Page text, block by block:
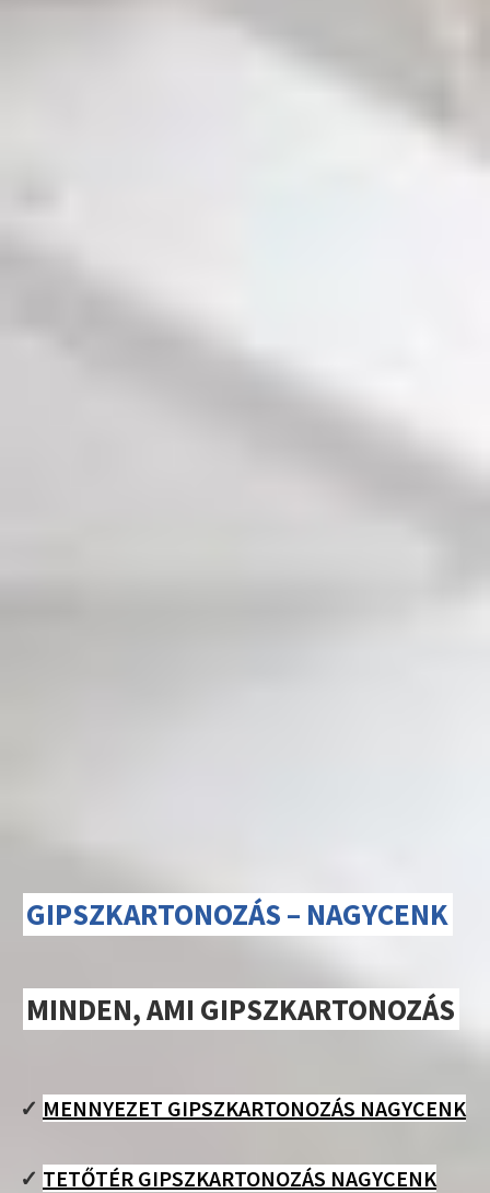
GIPSZKARTONOZÁS – NAGYCENK
MINDEN, AMI GIPSZKARTONOZÁS
✓ MENNYEZET GIPSZKARTONOZÁS NAGYCENK
✓ TETŐTÉR GIPSZKARTONOZÁS NAGYCENK